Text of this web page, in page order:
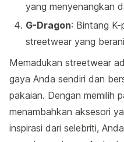
yang menyenangkan
G-Dragon: Bintang
streetwear yang
Memadukan streetwear
gaya Anda sendiri dan
pakaian. Dengan memilih
menambahkan aksesori
inspirasi dari selebriti,